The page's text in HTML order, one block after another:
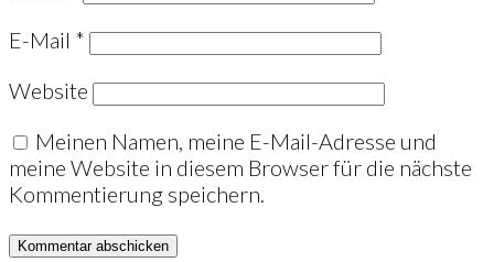
E-Mail *
Website
Meinen Namen, meine E-Mail-Adresse und
meine Website in diesem Browser für die nächste
Kommentierung speichern.